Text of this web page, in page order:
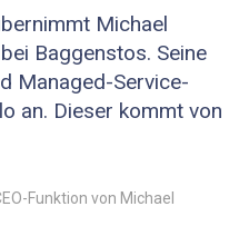
Michael
Baggenstos. Seine
Managed-Service-
an. Dieser kommt von
Funktion von Michael